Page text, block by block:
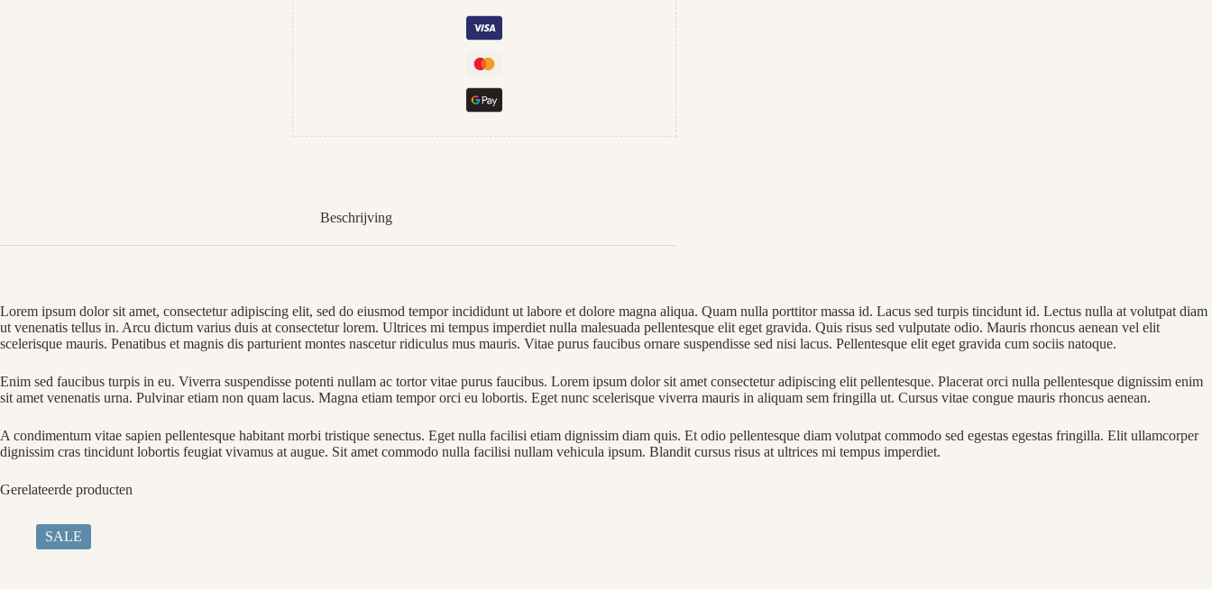
Beschrijving
Lorem ipsum dolor sit amet, consectetur adipiscing elit, sed do eiusmod tempor incididunt ut labore et dolore magna aliqua. Quam nulla porttitor massa id. Lacus sed turpis tincidunt id. Lectus nulla at volutpat diam
ut venenatis tellus in. Arcu dictum varius duis at consectetur lorem. Ultrices mi tempus imperdiet nulla malesuada pellentesque elit eget gravida. Quis risus sed vulputate odio. Mauris rhoncus aenean vel elit
scelerisque mauris. Penatibus et magnis dis parturient montes nascetur ridiculus mus mauris. Vitae purus faucibus ornare suspendisse sed nisi lacus. Pellentesque elit eget gravida cum sociis natoque.
Enim sed faucibus turpis in eu. Viverra suspendisse potenti nullam ac tortor vitae purus faucibus. Lorem ipsum dolor sit amet consectetur adipiscing elit pellentesque. Placerat orci nulla pellentesque dignissim enim
sit amet venenatis urna. Pulvinar etiam non quam lacus. Magna etiam tempor orci eu lobortis. Eget nunc scelerisque viverra mauris in aliquam sem fringilla ut. Cursus vitae congue mauris rhoncus aenean.
A condimentum vitae sapien pellentesque habitant morbi tristique senectus. Eget nulla facilisi etiam dignissim diam quis. Et odio pellentesque diam volutpat commodo sed egestas egestas fringilla. Elit ullamcorper
dignissim cras tincidunt lobortis feugiat vivamus at augue. Sit amet commodo nulla facilisi nullam vehicula ipsum. Blandit cursus risus at ultrices mi tempus imperdiet.
Gerelateerde producten
SALE